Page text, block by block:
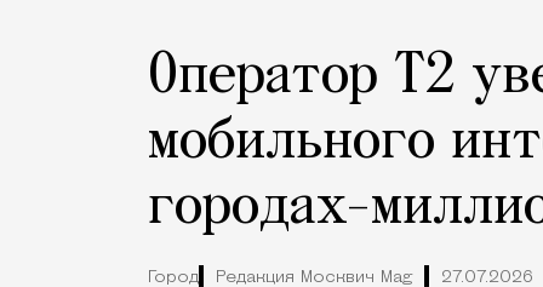
Оператор Т2
мобильного
городах-
Город Редакция Москвич Mag 27.07.2026